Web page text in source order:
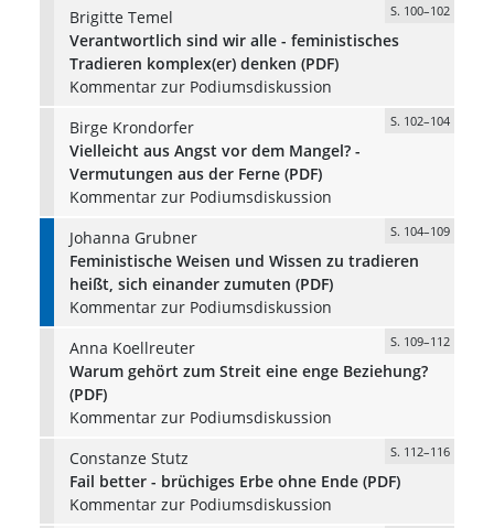
Brigitte Temel
S. 100–102
Verantwortlich sind wir alle - feministisches
Tradieren komplex(er) denken (PDF)
Kommentar zur Podiumsdiskussion
Birge Krondorfer
S. 102–104
Vielleicht aus Angst vor dem Mangel? -
Vermutungen aus der Ferne (PDF)
Kommentar zur Podiumsdiskussion
Johanna Grubner
S. 104–109
Feministische Weisen und Wissen zu tradieren
heißt, sich einander zumuten (PDF)
Kommentar zur Podiumsdiskussion
Anna Koellreuter
S. 109–112
Warum gehört zum Streit eine enge Beziehung?
(PDF)
Kommentar zur Podiumsdiskussion
Constanze Stutz
S. 112–116
Fail better - brüchiges Erbe ohne Ende (PDF)
Kommentar zur Podiumsdiskussion